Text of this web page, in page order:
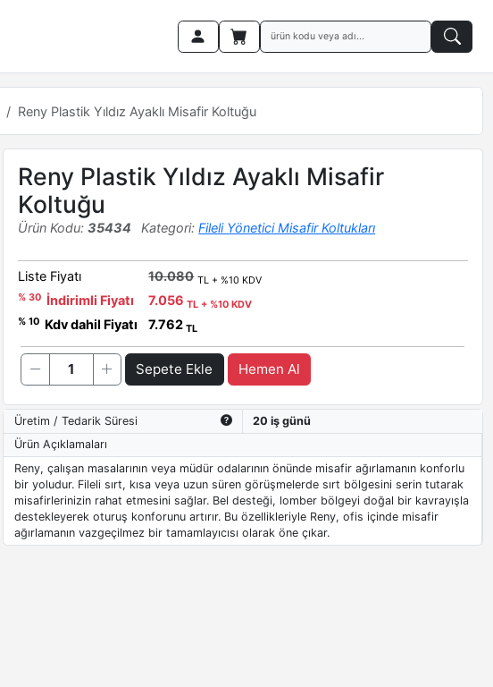
Reny Plastik Yıldız Ayaklı Misafir Koltuğu
Reny Plastik Yıldız Ayaklı Misafir
Koltuğu
Ürün Kodu: 35434 Kategori:Fileli Yönetici Misafir Koltukları
Liste Fiyatı 10.080 TL + %10 KDV
% 30 İndirimli Fiyatı 7.056TL + %10 KDV
% 10 Kdv dahil Fiyatı 7.762TL
Sepete Ekle Hemen Al
Üretim / Tedarik Süresi
20 iş günü
Ürün Açıklamaları
Reny, çalışan masalarının veya müdür odalarının önünde misafir ağırlamanın konforlu
bir yoludur. Fileli sırt, kısa veya uzun süren görüşmelerde sırt bölgesini serin tutarak
misafirlerinizin rahat etmesini sağlar. Bel desteği, lomber bölgeyi doğal bir kavrayışla
destekleyerek oturuş konforunu artırır. Bu özellikleriyle Reny, ofis içinde misafir
ağırlamanın vazgeçilmez bir tamamlayıcısı olarak öne çıkar.